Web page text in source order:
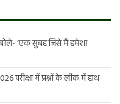
बोले- ‘एक सुबह जिसे मैं हमेशा
परीक्षा में प्रश्नों के लीक में हाथ